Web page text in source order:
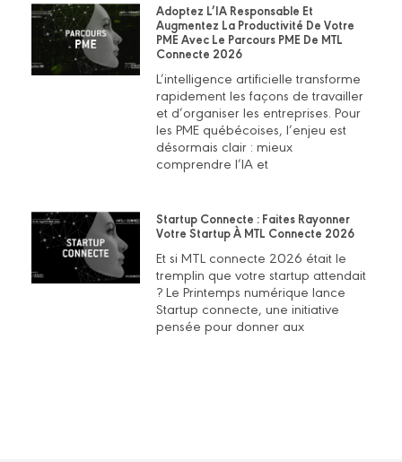
Adoptez L’IA Responsable Et
Augmentez La Productivité De Votre
PME Avec Le Parcours PME De MTL
Connecte 2026
L’intelligence artificielle transforme
rapidement les façons de travailler
et d’organiser les entreprises. Pour
les PME québécoises, l’enjeu est
désormais clair : mieux
comprendre l’IA et
Startup Connecte : Faites Rayonner
Votre Startup À MTL Connecte 2026
Et si MTL connecte 2026 était le
tremplin que votre startup attendait
? Le Printemps numérique lance
Startup connecte, une initiative
pensée pour donner aux